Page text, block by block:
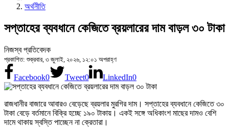
অর্থনীতি
সপ্তাহের ব্যবধানে কেজিতে ব্রয়লারের দাম বাড়ল ৩০ টাকা
নিজস্ব প্রতিবেদক
প্রকাশিত: শুক্রবার, ৩ জুলাই, ২০২৬, ১২:০১ অপরাহ্ণ
Facebook0 Tweet0 LinkedIn0
রাজধানীর বাজারে আবারও বেড়েছে ব্রয়লার মুরগির দাম। সপ্তাহের ব্যবধানে কেজিতে ৩০
টাকা বেড়ে বর্তমানে বিক্রি হচ্ছে ১৯০ টাকায়। একই সঙ্গে অধিকাংশ মাছের দামও বেশি
দামে থাকায় স্বস্তি পাচ্ছেন না ক্রেতারা।